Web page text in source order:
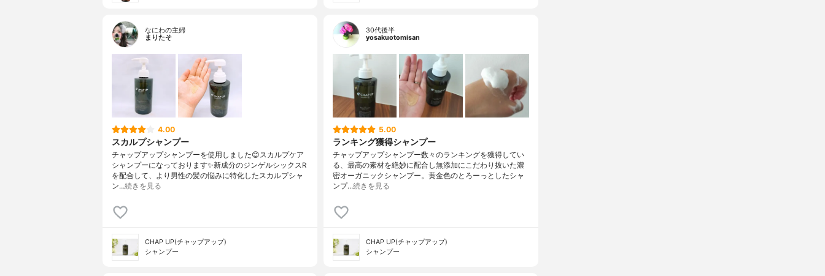
なにわの主婦
まりたそ
4.00
スカルプシャンプー
チャップアップシャンプーを使用しました😊スカルプケア
シャンプーになっております✨新成分のジンゲルシックスR
を配合して、より男性の髪の悩みに特化したスカルプシャ
ン…続きを見る
CHAP UP(チャップアップ)
シャンプー
30代後半
yosakuotomisan
5.00
ランキング獲得シャンプー
チャップアップシャンプー数々のランキングを獲得してい
る、最高の素材を絶妙に配合し無添加にこだわり抜いた濃
密オーガニックシャンプー。黄金色のとろーっとしたシャ
ンプ…続きを見る
CHAP UP(チャップアップ)
シャンプー